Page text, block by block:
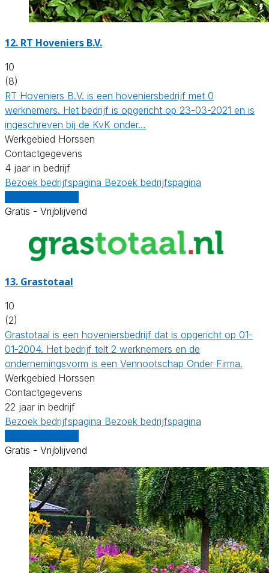
12. RT Hoveniers B.V.
10
(8)
RT Hoveniers B.V. is een hoveniersbedrijf met 0
werknemers. Het bedrijf is opgericht op 23-03-2021 en is
ingeschreven bij de KvK onder…
Werkgebied Horssen
Contactgegevens
4 jaar in bedrijf
Bezoek bedrijfspagina Bezoek bedrijfspagina
Gratis - Vrijblijvend
13. Grastotaal
10
(2)
Grastotaal is een hoveniersbedrijf dat is opgericht op 01-
01-2004. Het bedrijf telt 2 werknemers en de
ondernemingsvorm is een Vennootschap Onder Firma.
Werkgebied Horssen
Contactgegevens
22 jaar in bedrijf
Bezoek bedrijfspagina Bezoek bedrijfspagina
Gratis - Vrijblijvend